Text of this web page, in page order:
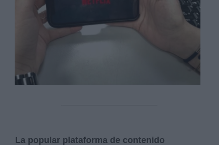
La popular plataforma de contenido